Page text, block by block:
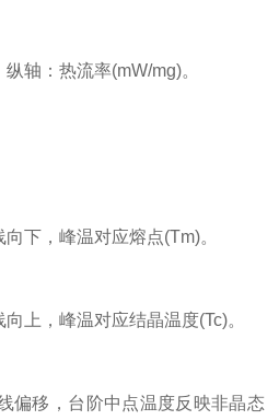
：热流率(mW/mg)。
，峰温对应熔点(Tm)。
，峰温对应结晶温度(Tc)。
移，台阶中点温度反映非晶态